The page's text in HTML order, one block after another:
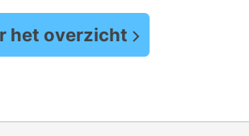
het overzicht